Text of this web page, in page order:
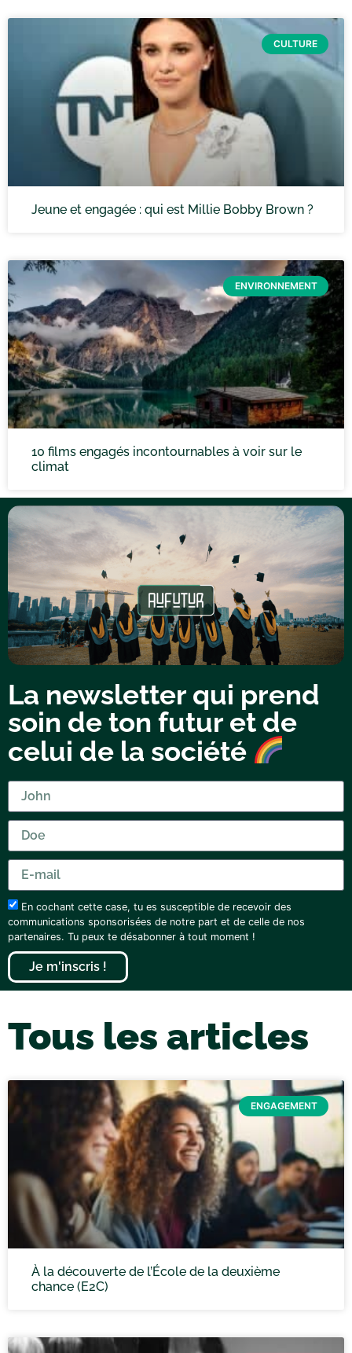
CULTURE
Jeune et engagée : qui est Millie Bobby Brown ?
ENVIRONNEMENT
10 films engagés incontournables à voir sur le
climat
La newsletter qui prend
soin de ton futur et de
celui de la société
En cochant cette case, tu es susceptible de recevoir des
communications sponsorisées de notre part et de celle de nos
partenaires. Tu peux te désabonner à tout moment !
Je m'inscris !
Tous les articles
ENGAGEMENT
À la découverte de l’École de la deuxième
chance (E2C)